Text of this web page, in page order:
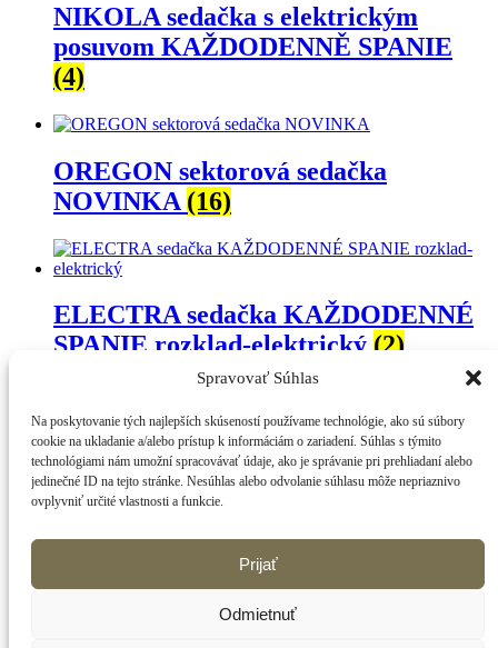
Spravovať Súhlas
Na poskytovanie tých najlepších skúseností používame technológie, ako sú súbory
cookie na ukladanie a/alebo prístup k informáciám o zariadení. Súhlas s týmito
technológiami nám umožní spracovávať údaje, ako je správanie pri prehliadaní alebo
jedinečné ID na tejto stránke. Nesúhlas alebo odvolanie súhlasu môže nepriaznivo
ovplyvniť určité vlastnosti a funkcie.
Prijať
Odmietnuť
NIKOLA sedačka s elektrickým
posuvom KAŽDODENNĚ SPANIE
(4)
OREGON sektorová sedačka
NOVINKA (16)
ELECTRA sedačka KAŽDODENNÉ
SPANIE rozklad-elektrický (2)
ELLISA(2)
Inactive
Prihlásenie
Prihláste sa do svojho účtu